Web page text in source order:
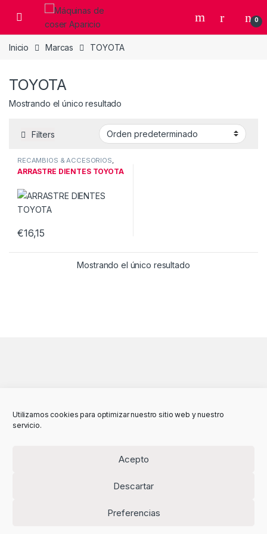
Utilizamos cookies para optimizar nuestro sitio web y nuestro
servicio.
Acepto
Descartar
Preferencias
Skip to navigation
Skip to content
Open 0
Inicio Marcas TOYOTA
TOYOTA
Mostrando el único resultado
Filters
RECAMBIOS & ACCESORIOS,
Recambios Domesticos
ARRASTRE DIENTES TOYOTA
€16,15
Mostrando el único resultado